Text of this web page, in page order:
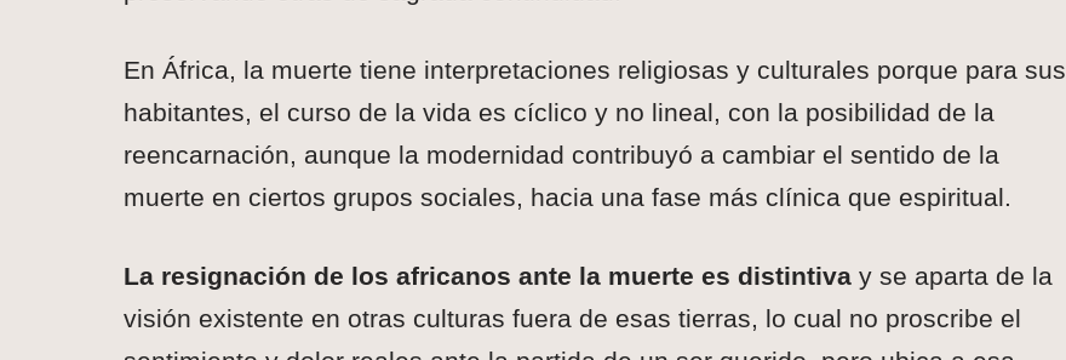
En África, la muerte tiene interpretaciones religiosas y culturales porque para sus
habitantes, el curso de la vida es cíclico y no lineal, con la posibilidad de la
reencarnación, aunque la modernidad contribuyó a cambiar el sentido de la
muerte en ciertos grupos sociales, hacia una fase más clínica que espiritual.
La resignación de los africanos ante la muerte es distintiva y se aparta de la
visión existente en otras culturas fuera de esas tierras, lo cual no proscribe el